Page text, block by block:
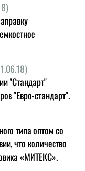
"Стандарт"
"Евро-стандарт".
типа оптом со
что количество
«МИТЕКС».